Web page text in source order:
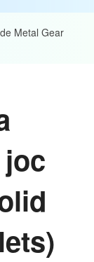
Metal Gear